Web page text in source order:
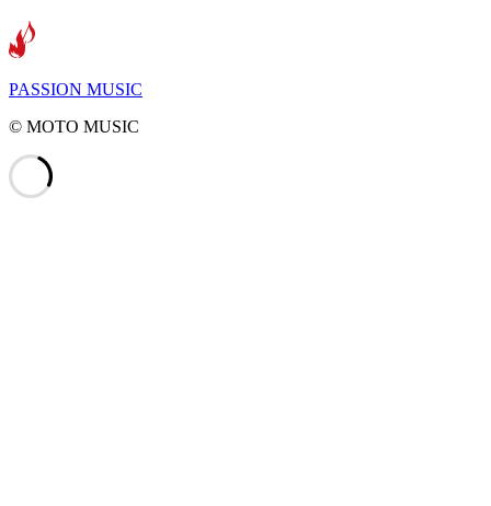
PASSION MUSIC
©️ MOTO MUSIC